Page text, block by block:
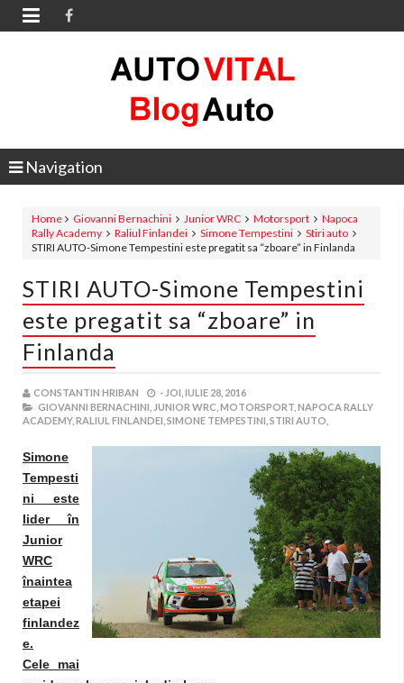

Navigation
Home Giovanni Bernachini Junior WRC Motorsport
Napoca
Rally Academy
Raliul Finlandei Simone Tempestini
Stiri auto
STIRI AUTO-Simone Tempestini este pregatit sa “zboare” in Finlanda
STIRI AUTO-Simone Tempestini
este pregatit sa “zboare” in
Finlanda
CONSTANTIN HRIBAN - JOI, IULIE 28, 2016
GIOVANNI BERNACHINI, JUNIOR WRC, MOTORSPORT, NAPOCA RALLY
ACADEMY, RALIUL FINLANDEI, SIMONE TEMPESTINI, STIRI AUTO,
Simone
Tempesti
ni este
lider în
Junior
WRC
înaintea
etapei
finlandez
e.
Cele mai